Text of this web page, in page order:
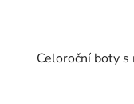
Celoroční boty